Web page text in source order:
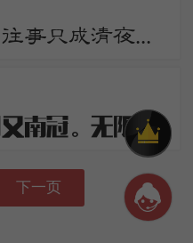
风花将尽持杯送。往事只成清夜梦。莫更登楼。坐想行思已是愁。
三年羁旅客，今日又南冠。无限河山泪，谁言天地宽。已知泉路近，欲别故乡难。毅魄归来日，灵旗空际看。
下一页